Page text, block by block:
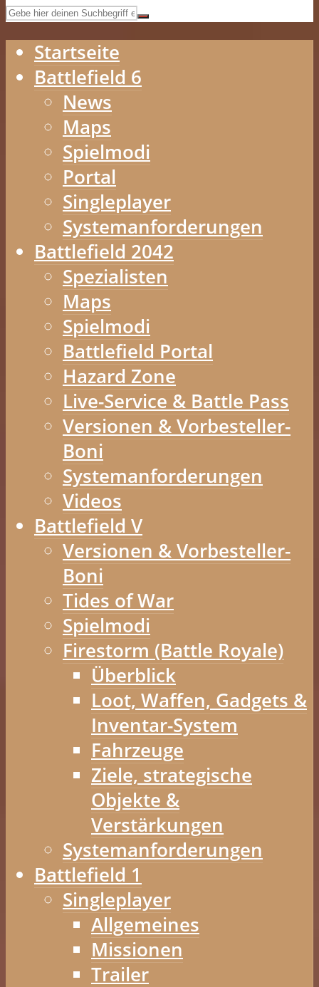
Startseite
Battlefield 6
News
Maps
Spielmodi
Portal
Singleplayer
Systemanforderungen
Battlefield 2042
Spezialisten
Maps
Spielmodi
Battlefield Portal
Hazard Zone
Live-Service & Battle Pass
Versionen & Vorbesteller-
Boni
Systemanforderungen
Videos
Battlefield V
Versionen & Vorbesteller-
Boni
Tides of War
Spielmodi
Firestorm (Battle Royale)
Überblick
Loot, Waffen, Gadgets &
Inventar-System
Fahrzeuge
Ziele, strategische
Objekte &
Verstärkungen
Systemanforderungen
Battlefield 1
Singleplayer
Allgemeines
Missionen
Trailer